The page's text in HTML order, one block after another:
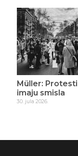
Müller:
imaju smisla
30. jula 2026.